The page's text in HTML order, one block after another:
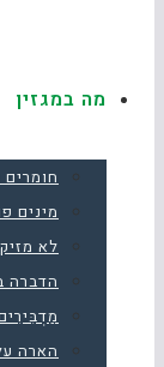
מה במגזין
חומרים
מינים
לא
הדברה
הארה